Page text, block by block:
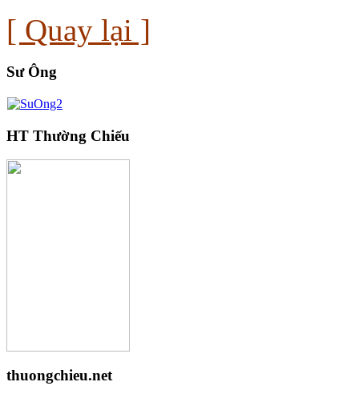
[ Quay lại ]
Sư Ông
HT Thường Chiếu
thuongchieu.net